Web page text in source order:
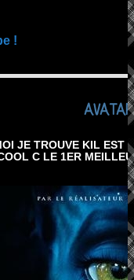
!
AVATAR
JE TROUVE KIL
C LE 1ER